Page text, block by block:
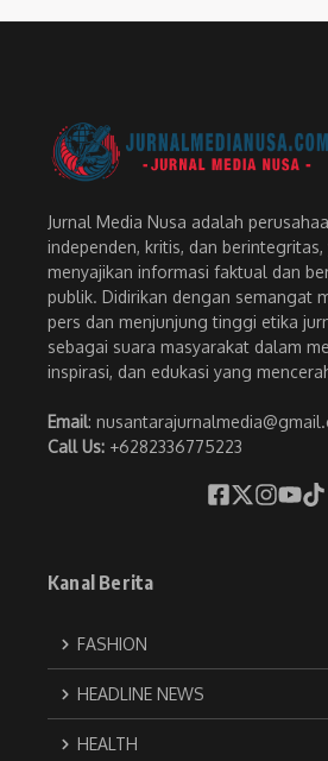
Jurnal Media Nusa adalah
independen, kritis, dan
menyajikan informasi faktual dan
publik. Didirikan dengan semangat
pers dan menjunjung tinggi etika
sebagai suara masyarakat dalam
inspirasi, dan edukasi yang
Email:
Call Us: +6282336775223
Kanal Berita
FASHION
HEADLINE NEWS
HEALTH